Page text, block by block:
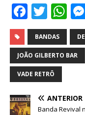
F
a
c
e
b
o
o
T
w
it
te
r
W
h
at
s
p
BANDAS
JOÃO GILBERTO BAR
VADE RETRÔ
ANTERIOR
Banda Revival